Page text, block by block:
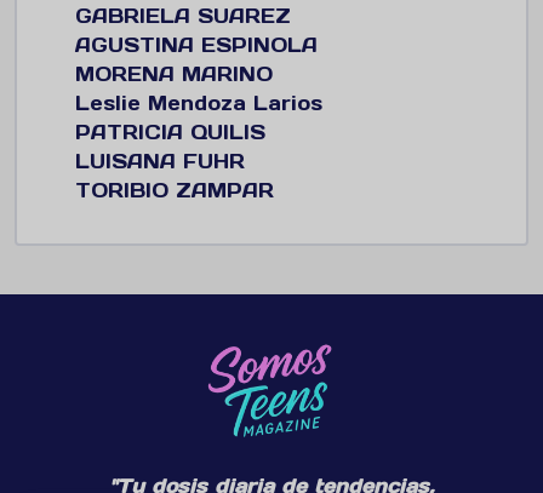
GABRIELA SUAREZ
AGUSTINA ESPINOLA
MORENA MARINO
Leslie Mendoza Larios
PATRICIA QUILIS
LUISANA FUHR
TORIBIO ZAMPAR
"Tu dosis diaria de tendencias,